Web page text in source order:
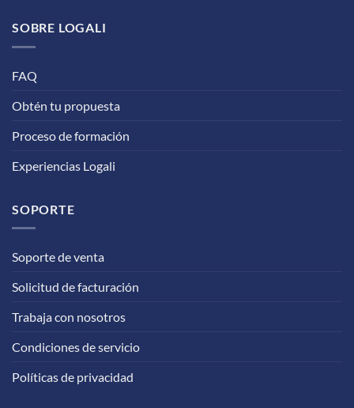
SOBRE LOGALI
FAQ
Obtén tu propuesta
Proceso de formación
Experiencias Logali
SOPORTE
Soporte de venta
Solicitud de facturación
Trabaja con nosotros
Condiciones de servicio
Políticas de privacidad